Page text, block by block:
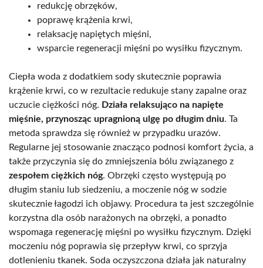
redukcję obrzęków,
poprawę krążenia krwi,
relaksację napiętych mięśni,
wsparcie regeneracji mięśni po wysiłku fizycznym.
Ciepła woda z dodatkiem sody skutecznie poprawia
krążenie krwi, co w rezultacie redukuje stany zapalne oraz
uczucie ciężkości nóg. Działa relaksująco na napięte
mięśnie, przynosząc upragnioną ulgę po długim dniu. Ta
metoda sprawdza się również w przypadku urazów.
Regularne jej stosowanie znacząco podnosi komfort życia, a
także przyczynia się do zmniejszenia bólu związanego z
zespołem ciężkich nóg. Obrzęki często występują po
długim staniu lub siedzeniu, a moczenie nóg w sodzie
skutecznie łagodzi ich objawy. Procedura ta jest szczególnie
korzystna dla osób narażonych na obrzęki, a ponadto
wspomaga regenerację mięśni po wysiłku fizycznym. Dzięki
moczeniu nóg poprawia się przepływ krwi, co sprzyja
dotlenieniu tkanek. Soda oczyszczona działa jak naturalny